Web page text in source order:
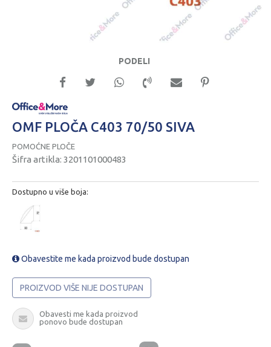
PODELI
OMF PLOČA C403 70/50 SIVA
POMOĆNE PLOČE
Šifra artikla: 3201101000483
Dostupno u više boja:
Obavestite me kada proizvod bude dostupan
PROIZVOD VIŠE NIJE DOSTUPAN
Obavesti me kada proizvod
ponovo bude dostupan